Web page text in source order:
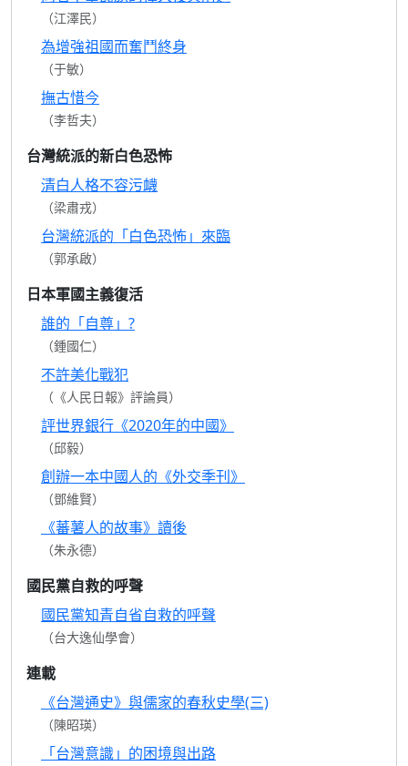
（江澤民）
為增強祖國而奮鬥終身
（于敏）
撫古惜今
（李哲夫）
台灣統派的新白色恐怖
清白人格不容污衊
（梁肅戎）
台灣統派的「白色恐怖」來臨
（郭承啟）
日本軍國主義復活
誰的「自尊」?
（鍾國仁）
不許美化戰犯
（《人民日報》評論員）
評世界銀行《2020年的中國》
（邱毅）
創辦一本中國人的《外交季刊》
（鄧維賢）
《蕃薯人的故事》讀後
（朱永德）
國民黨自救的呼聲
國民黨知青自省自救的呼聲
（台大逸仙學會）
連載
《台灣通史》與儒家的春秋史學(三)
（陳昭瑛）
「台灣意識」的困境與出路